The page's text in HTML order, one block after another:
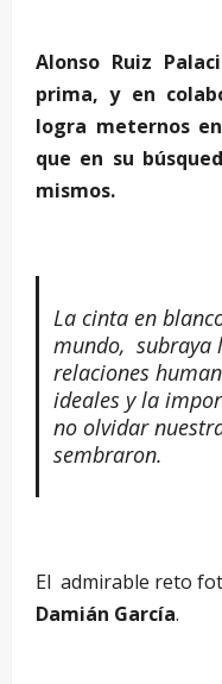
Alonso Ruiz
prima, y en
logra meternos
que en su
mismos.
La cinta en
mundo, subraya
relaciones
ideales y la
no olvidar
sembraron.
El admirable reto
Damián García.